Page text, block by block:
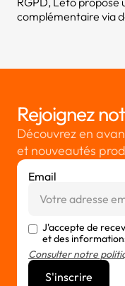
complémentaire via
Rejoignez
Découvrez en
et nouveautés
Email
J'accepte de
et des
Consulter notre